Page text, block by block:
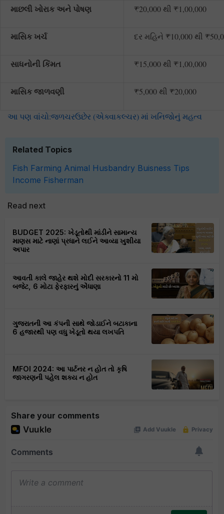
માછલીખોરાક અનેપોષણ ₹20,000 થી ₹1,00,000
માસિકખર્ચ દર મહિને ₹10,000 થી
સાધનોની કિંમત ₹15,000 થી ₹1,00,000
માસિક જાળવણી ₹5,000 થી ₹20,000
આ પણ વાંચો:જળચરઉછેર (એક્વાકલ્ચર) માં ખનિજોનું મહત્વ
Related Topics
Fish Farming Animal Husbandry Buisness Tips
Income Fisherman
Read next
BUDGET 2025: ખેડૂતોથી માંડીને સામાન્ય
માણસ માટે નાણાં પ્રધાને લઈને આવ્યા ખુશીયા
અપાર
આવતી કાલે જાહેર થશે મોદી સરકારનો 11 મો
બજેટ, 6 મોટા ફેરફારનું એંધાણા
ગુજરાતની આ કંપની સાથે જોડાઈને બટાકાના
6 હજારથી પણ વધુ ખેડૂતો થયા લખપતિ
MFOI 2024: આ પાર્ટનર ન હોત તો કૃષિ
જાગરણની પહેલ શક્ય ન હોત
Share your comments